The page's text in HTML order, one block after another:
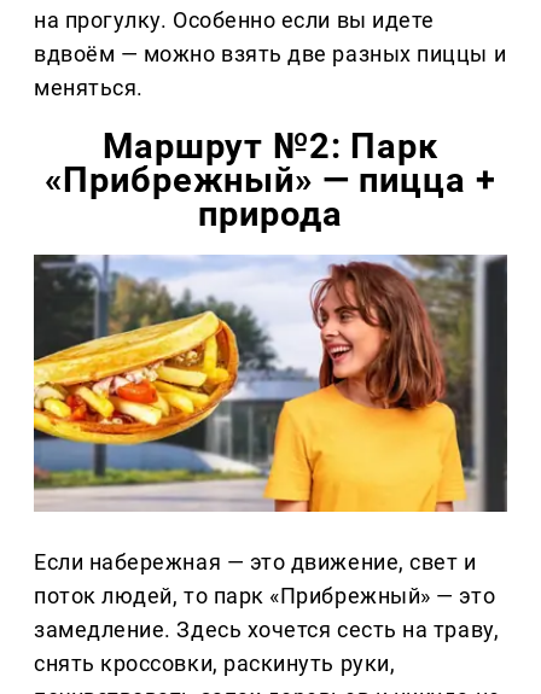
на прогулку. Особенно если вы идете
вдвоём — можно взять две разных пиццы и
меняться.
Маршрут №2: Парк
«Прибрежный» — пицца +
природа
Если набережная — это движение, свет и
поток людей, то парк «Прибрежный» — это
замедление. Здесь хочется сесть на траву,
снять кроссовки, раскинуть руки,